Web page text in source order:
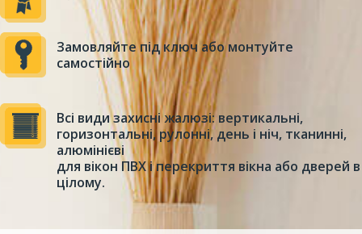
Замовляйте під ключ або монтуйте
самостійно
Всі види захисні жалюзі: вертикальні,
горизонтальні, рулонні, день і ніч, тканинні,
алюмінієві
для вікон ПВХ і перекриття вікна або дверей в
цілому.